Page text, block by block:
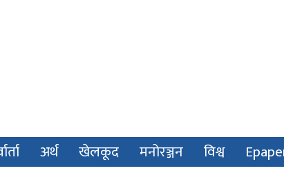
अर्थ खेलकूद मनोरञ्जन विश्व